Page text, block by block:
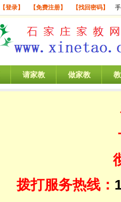
【登录】 【免费注册】 【找回密码】
请家教 做家教
拨打服务热线：